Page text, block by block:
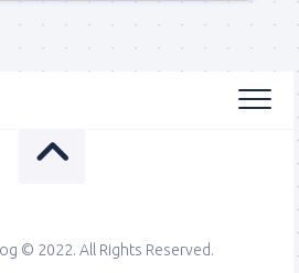
© 2022. All Rights Reserved.